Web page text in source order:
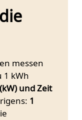
messen
1 kWh
und Zeit
1